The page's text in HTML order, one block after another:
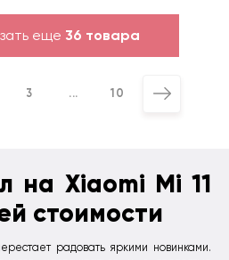
на Xiaomi Mi 11
стоимости
радовать яркими новинками.
еще 36 товара
3 ... 10